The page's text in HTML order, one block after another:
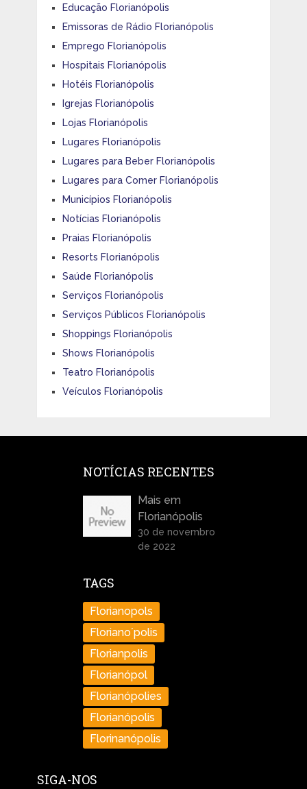
Educação Florianópolis
Emissoras de Rádio Florianópolis
Emprego Florianópolis
Hospitais Florianópolis
Hotéis Florianópolis
Igrejas Florianópolis
Lojas Florianópolis
Lugares Florianópolis
Lugares para Beber Florianópolis
Lugares para Comer Florianópolis
Municípios Florianópolis
Notícias Florianópolis
Praias Florianópolis
Resorts Florianópolis
Saúde Florianópolis
Serviços Florianópolis
Serviços Públicos Florianópolis
Shoppings Florianópolis
Shows Florianópolis
Teatro Florianópolis
Veículos Florianópolis
NOTÍCIAS RECENTES
Mais em
Florianópolis
30 de novembro
de 2022
TAGS
Florianopols
Floriano´polis
Florianpolis
Florianópol
Florianópolies
Florianópolis
Florinanópolis
SIGA-NOS